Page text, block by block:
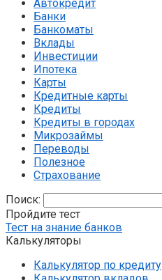
Автокредит
Банки
Банкоматы
Вклады
Инвестиции
Ипотека
Карты
Кредитные карты
Кредиты
Кредиты в городах
Микрозаймы
Переводы
Полезное
Страхование
Поиск:
Пройдите тест
Тест на знание банков
Калькуляторы
Калькулятор по кредиту